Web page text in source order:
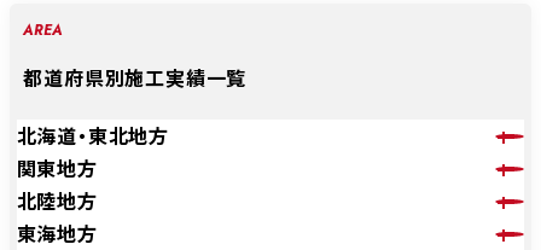
AREA
都道府県別施工実績一覧
北海道・東北地方
関東地方
北陸地方
東海地方